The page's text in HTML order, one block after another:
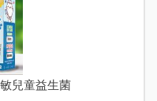
兒童益生菌